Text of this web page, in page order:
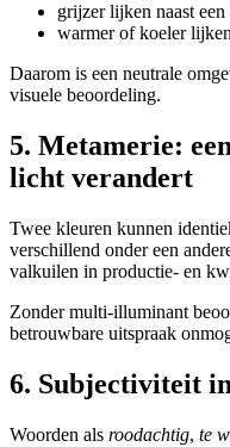
grijzer lijken naast
warmer of koeler
Daarom is een neutrale
visuele beoordeling.
5. Metamerie:
licht verandert
Twee kleuren kunnen
verschillend onder een
valkuilen in productie- en
Zonder multi-illuminant
betrouwbare uitspraak
6. Subjectiviteit
Woorden als roodachtig, te